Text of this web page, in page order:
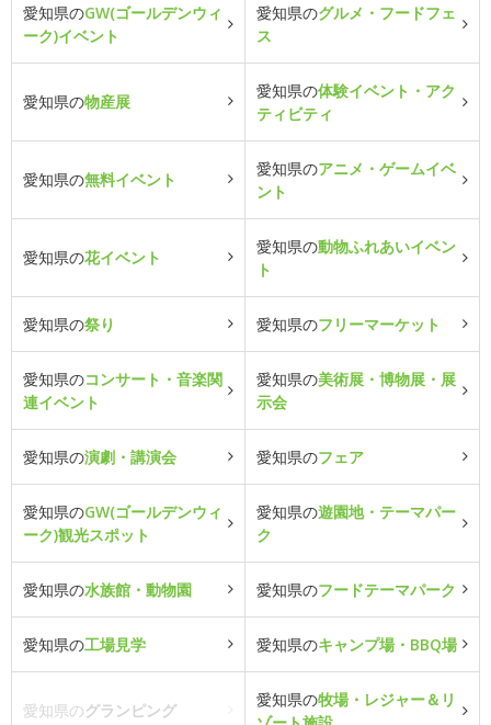
愛知県のGW(ゴールデンウィ
ーク)イベント
愛知県のグルメ・フードフェ
ス
愛知県の物産展
愛知県の体験イベント・アク
ティビティ
愛知県の無料イベント
愛知県のアニメ・ゲームイベ
ント
愛知県の花イベント
愛知県の動物ふれあいイベン
ト
愛知県の祭り 愛知県のフリーマーケット
愛知県のコンサート・音楽関
連イベント
愛知県の美術展・博物展・展
示会
愛知県の演劇・講演会 愛知県のフェア
愛知県のGW(ゴールデンウィ
ーク)観光スポット
愛知県の遊園地・テーマパー
ク
愛知県の水族館・動物園 愛知県のフードテーマパーク
愛知県の工場見学 愛知県のキャンプ場・BBQ場
愛知県のグランピング
愛知県の牧場・レジャー＆リ